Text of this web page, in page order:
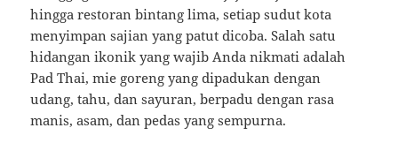
hingga restoran bintang lima, setiap sudut kota
menyimpan sajian yang patut dicoba. Salah satu
hidangan ikonik yang wajib Anda nikmati adalah
Pad Thai, mie goreng yang dipadukan dengan
udang, tahu, dan sayuran, berpadu dengan rasa
manis, asam, dan pedas yang sempurna.